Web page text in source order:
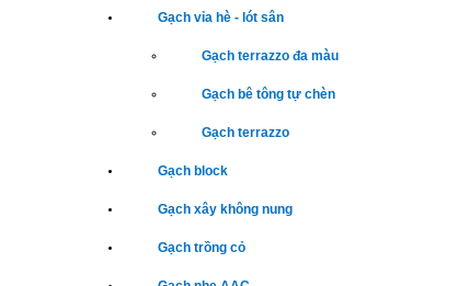
Gạch vỉa hè - lót sân
Gạch terrazzo đa màu
Gạch bê tông tự chèn
Gạch terrazzo
Gạch block
Gạch xây không nung
Gạch trồng cỏ